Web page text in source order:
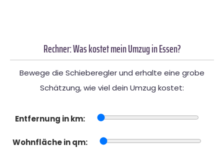
Rechner: Was kostet mein Umzug in Essen?
Bewege die Schieberegler und erhalte eine grobe
Schätzung, wie viel dein Umzug kostet:
Entfernung in km:
Wohnfläche in qm: